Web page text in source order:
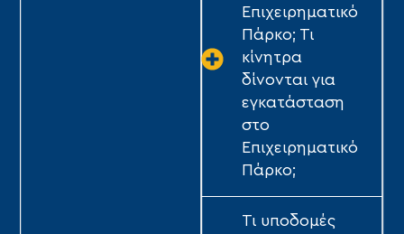
Επιχειρηματικό
Πάρκο; Τι
κίνητρα
δίνονται για
εγκατάσταση
στο
Επιχειρηματικό
Πάρκο;
Τι υποδομές